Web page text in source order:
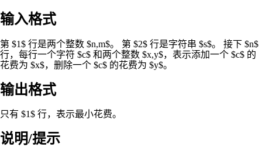
输入格式
第 $1$ 行是两个整数 $n,m$。 第 $2$ 行是字符串 $s$。 接下 $n$
行，每行一个字符 $c$ 和两个整数 $x,y$，表示添加一个 $c$ 的
花费为 $x$，删除一个 $c$ 的花费为 $y$。
输出格式
只有 $1$ 行，表示最小花费。
说明/提示